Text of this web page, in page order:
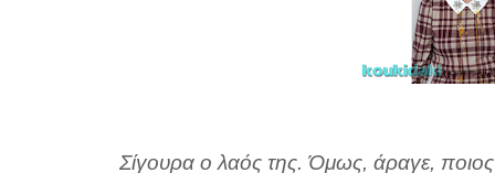
Σίγουρα ο λαός της. Όμως, άραγε, ποιος